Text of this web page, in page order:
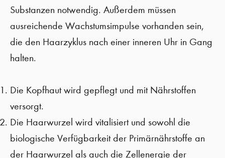
Substanzen notwendig. Außerdem müssen
ausreichende Wachstumsimpulse vorhanden sein,
die den Haarzyklus nach einer inneren Uhr in Gang
halten.
Die Kopfhaut wird gepflegt und mit Nährstoffen
versorgt.
Die Haarwurzel wird vitalisiert und sowohl die
biologische Verfügbarkeit der Primärnährstoffe an
der Haarwurzel als auch die Zellenergie der